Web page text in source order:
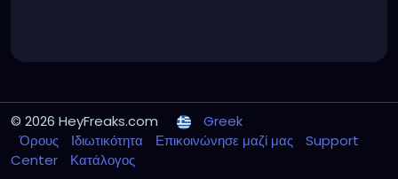
© 2026 HeyFreaks.com
Greek
Όρους
Ιδιωτικότητα Επικοινώνησε μαζί μας
Support
Center
Κατάλογος